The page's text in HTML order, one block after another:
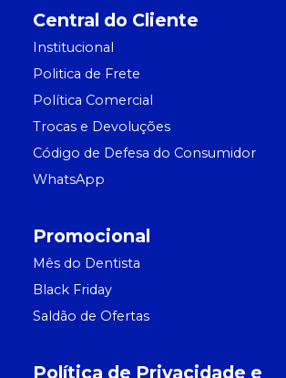
Central do Cliente
Institucional
Politica de Frete
Política Comercial
Trocas e Devoluções
Código de Defesa do Consumidor
WhatsApp
Promocional
Mês do Dentista
Black Friday
Saldão de Ofertas
Política de Privacidade e